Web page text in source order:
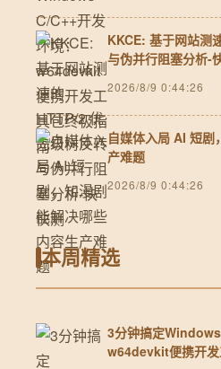
KKCE: 基于网站测
与伪并行阻塞分析-
2026/8/9 0:44:26
自媒体入局 AI 短剧
产难题
2026/8/9 0:44:26
本周精选
3分钟搞定Windows
w64devkit便携开